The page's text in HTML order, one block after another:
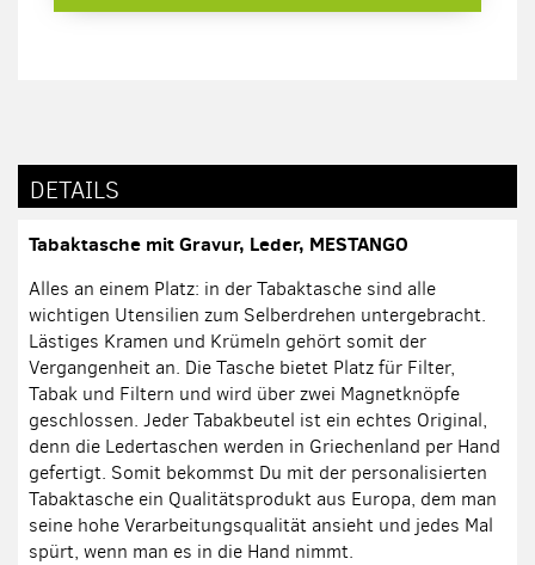
DETAILS
Tabaktasche mit Gravur, Leder, MESTANGO
Alles an einem Platz: in der Tabaktasche sind alle
wichtigen Utensilien zum Selberdrehen untergebracht.
Lästiges Kramen und Krümeln gehört somit der
Vergangenheit an. Die Tasche bietet Platz für Filter,
Tabak und Filtern und wird über zwei Magnetknöpfe
geschlossen. Jeder Tabakbeutel ist ein echtes Original,
denn die Ledertaschen werden in Griechenland per Hand
gefertigt. Somit bekommst Du mit der personalisierten
Tabaktasche ein Qualitätsprodukt aus Europa, dem man
seine hohe Verarbeitungsqualität ansieht und jedes Mal
spürt, wenn man es in die Hand nimmt.